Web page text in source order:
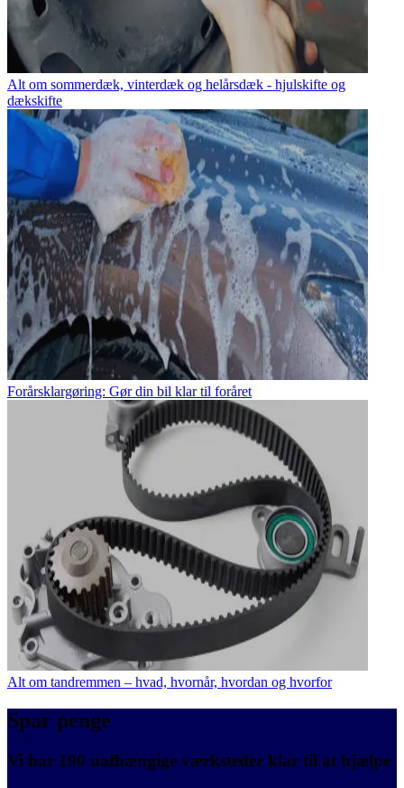
Alt om sommerdæk, vinterdæk og helårsdæk - hjulskifte og
dækskifte
Forårsklargøring: Gør din bil klar til foråret
Alt om tandremmen – hvad, hvornår, hvordan og hvorfor
Spar penge
Vi har 190 uafhængige værksteder klar til at hjælpe